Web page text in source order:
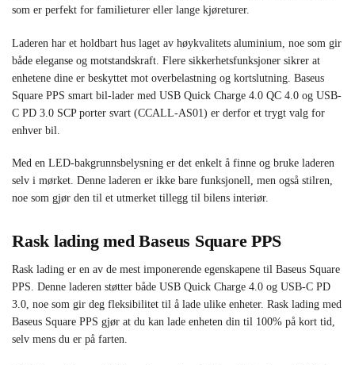
som er perfekt for familieturer eller lange kjøreturer.
Laderen har et holdbart hus laget av høykvalitets aluminium, noe som gir
både eleganse og motstandskraft. Flere sikkerhetsfunksjoner sikrer at
enhetene dine er beskyttet mot overbelastning og kortslutning. Baseus
Square PPS smart bil-lader med USB Quick Charge 4.0 QC 4.0 og USB-
C PD 3.0 SCP porter svart (CCALL-AS01) er derfor et trygt valg for
enhver bil.
Med en LED-bakgrunnsbelysning er det enkelt å finne og bruke laderen
selv i mørket. Denne laderen er ikke bare funksjonell, men også stilren,
noe som gjør den til et utmerket tillegg til bilens interiør.
Rask lading med Baseus Square PPS
Rask lading er en av de mest imponerende egenskapene til Baseus Square
PPS. Denne laderen støtter både USB Quick Charge 4.0 og USB-C PD
3.0, noe som gir deg fleksibilitet til å lade ulike enheter. Rask lading med
Baseus Square PPS gjør at du kan lade enheten din til 100% på kort tid,
selv mens du er på farten.